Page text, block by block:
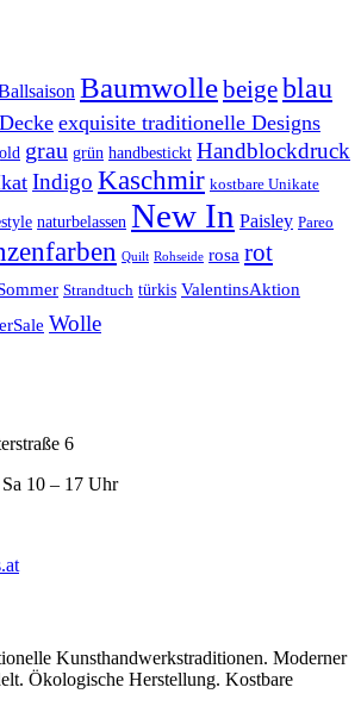
Baumwollebeigeblau
Decke exquisite traditionelle Designs
grau grün handbestickt Handblockdruck
Indigo Kaschmir kostbare Unikate
naturbelassen New In Paisley Pareo
Quilt Rohseide rosa rot
Strandtuch türkis ValentinsAktion
Wolle
6
10 – 17 Uhr
Kunsthandwerkstraditionen. Moderner
Ökologische Herstellung. Kostbare